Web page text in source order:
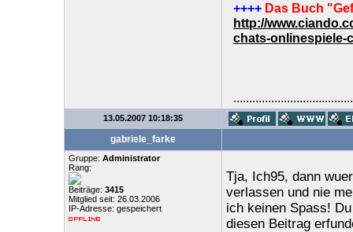
++++ Das Buch
http://
chats-onlinespiele-
13.05.2007 10:18:35
gabriele_farke
Gruppe: Administrator
Rang:
Beiträge: 3415
Mitglied seit: 26.03.2006
IP-Adresse: gespeichert
Tja, Ich95, dann
verlassen und nie
ich keinen Spass!
diesen Beitrag